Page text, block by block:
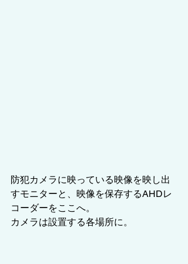
防犯カメラに映っている映像を映し出
すモニターと、映像を保存するAHDレ
コーダーをここへ。
カメラは設置する各場所に。